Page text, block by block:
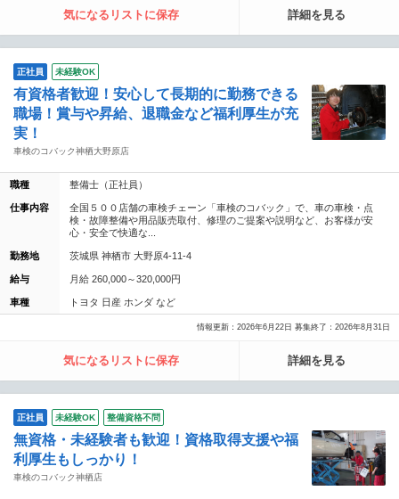
気になるリストに保存 詳細を見る
正社員 未経験OK
有資格者歓迎！安心して長期的に勤務できる
職場！賞与や昇給、退職金など福利厚生が充
実！
車検のコバック神栖大野原店
職種 整備士（正社員）
仕事内容
全国５００店舗の車検チェーン「車検のコバック」で、車の車検・点
検・故障整備や用品販売取付、修理のご提案や説明など、お客様が安
心・安全で快適な...
勤務地 茨城県 神栖市 大野原4-11-4
給与 月給 260,000～320,000円
車種 トヨタ 日産 ホンダ など
情報更新：2026年6月22日 募集終了：2026年8月31日
気になるリストに保存 詳細を見る
正社員 未経験OK 整備資格不問
無資格・未経験者も歓迎！資格取得支援や福
利厚生もしっかり！
車検のコバック神栖店